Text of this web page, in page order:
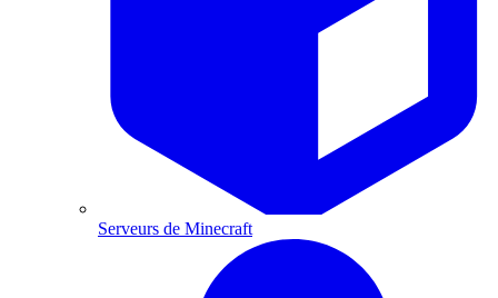
Serveurs de Minecraft